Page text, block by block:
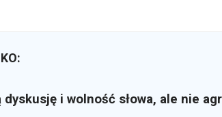
i wolność słowa, ale nie